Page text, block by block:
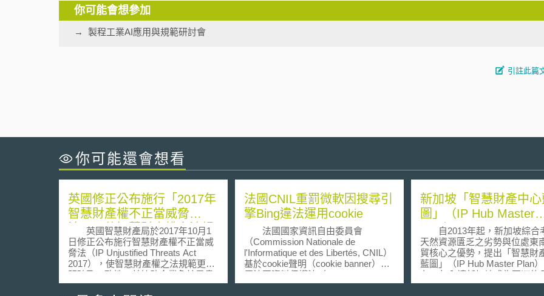
你可能會想參加
製程工業AI應用與規範研討會
引註此篇
你可能還會想看
英國修正公布施行「2017年
智慧財產權不正當威脅
法」，使智慧財產權之法規
範更具明確性
英國智慧財產局於2017年10月1
日修正公布施行智慧財產權不正當威
脅法（IP Unjustified Threats Act
2017），使智慧財產權之法規範更具
明確及一致性，並協助企業免於昂貴
的訴訟費用。 所謂智慧財產權之
法國CNIL重罰微軟因搜尋引
擎Bing違法運用cookie
法國國家資訊自由委員會
（Commission Nationale de
l'Informatique et des Libertés, CNIL）
基於cookie聲明（cookie banner）違
反法國資料保護法（Act N°78-17 of 6
January 1978 on Information
新加坡「智慧財產中心
圖」（IP Hub Master
Plan）
自2013年起，新加坡綜合
天然資源匱乏之劣勢與位處東
貿核心之優勢，提出「智慧財
藍圖」（IP Hub Master Plan
在10年內讓新加坡成為亞洲的
慧財產營運中心（IP Hub），